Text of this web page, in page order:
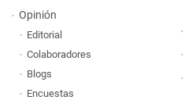
Opinión
Editorial
Colaboradores
Blogs
Encuestas